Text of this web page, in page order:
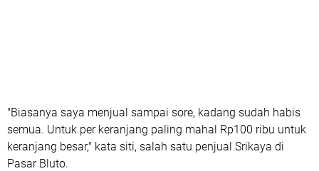
"Biasanya saya menjual sampai sore, kadang sudah habis
semua. Untuk per keranjang paling mahal Rp100 ribu untuk
keranjang besar," kata siti, salah satu penjual Srikaya di
Pasar Bluto.